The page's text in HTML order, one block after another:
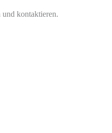
kontaktieren.